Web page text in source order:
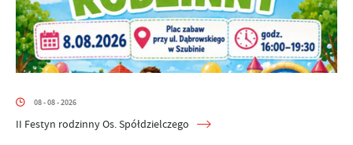
08 - 08 - 2026
II Festyn rodzinny Os. Spółdzielczego